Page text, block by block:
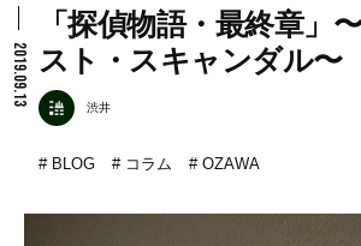
会社情報
2019.09.13
「探偵物語・最終章」
スト・スキャンダル〜
渋井
BLOG コラム OZAWA